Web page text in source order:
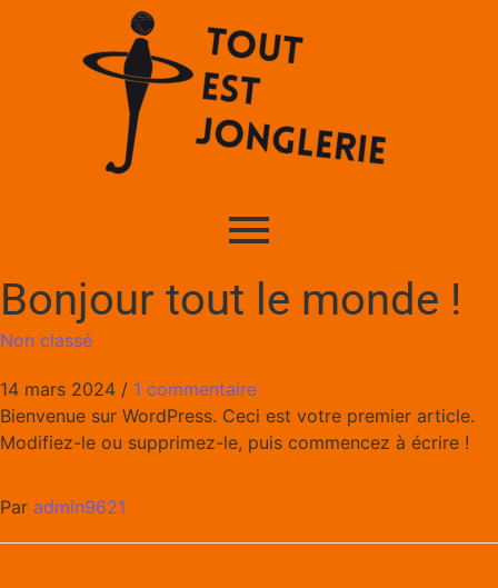
Bonjour tout le monde !
Non classé
14 mars 2024 / 1 commentaire
Bienvenue sur WordPress. Ceci est votre premier article.
Modifiez-le ou supprimez-le, puis commencez à écrire !
Par admin9621